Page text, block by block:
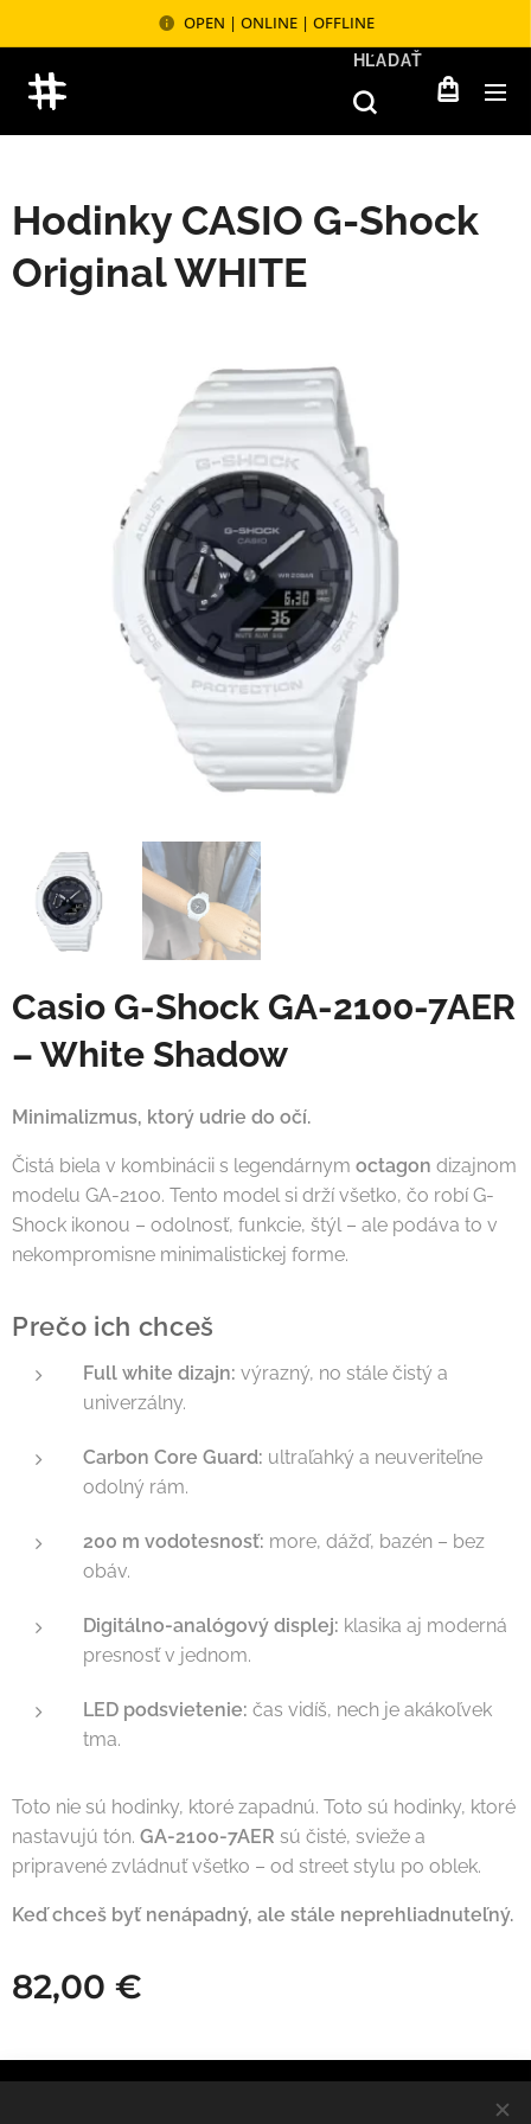
OPEN | ONLINE | OFFLINE
HĽADAŤ
Hodinky CASIO G-Shock
Original WHITE
Casio G-Shock GA-2100-7AER
– White Shadow
Minimalizmus, ktorý udrie do očí.
Čistá biela v kombinácii s legendárnym octagon dizajnom
modelu GA-2100. Tento model si drží všetko, čo robí G-
Shock ikonou – odolnosť, funkcie, štýl – ale podáva to v
nekompromisne minimalistickej forme.
Prečo ich chceš
Full white dizajn: výrazný, no stále čistý a
univerzálny.
Carbon Core Guard: ultraľahký a neuveriteľne
odolný rám.
200 m vodotesnosť: more, dážď, bazén – bez
obáv.
Digitálno-analógový displej: klasika aj moderná
presnosť v jednom.
LED podsvietenie: čas vidíš, nech je akákoľvek
tma.
Toto nie sú hodinky, ktoré zapadnú. Toto sú hodinky, ktoré
nastavujú tón. GA-2100-7AER sú čisté, svieže a
pripravené zvládnuť všetko – od street stylu po oblek.
Keď chceš byť nenápadný, ale stále neprehliadnuteľný.
82,00 €